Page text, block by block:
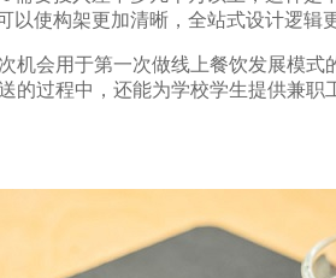
使构架更加清晰，全站式设计逻辑
会用于第一次做线上餐饮发展模
的过程中，还能为学校学生提供兼